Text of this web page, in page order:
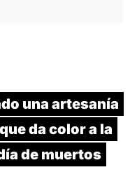
una artesanía
da color a la
de muertos